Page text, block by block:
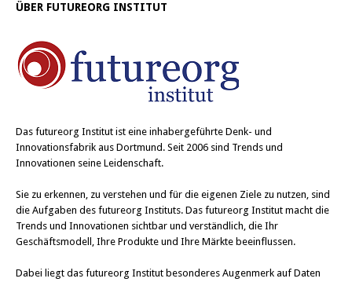
ÜBER FUTUREORG INSTITUT
Das futureorg Institut ist eine inhabergeführte Denk- und
Innovationsfabrik aus Dortmund. Seit 2006 sind Trends und
Innovationen seine Leidenschaft.
Sie zu erkennen, zu verstehen und für die eigenen Ziele zu nutzen, sind
die Aufgaben des futureorg Instituts. Das futureorg Institut macht die
Trends und Innovationen sichtbar und verständlich, die Ihr
Geschäftsmodell, Ihre Produkte und Ihre Märkte beeinflussen.
Dabei liegt das futureorg Institut besonderes Augenmerk auf Daten